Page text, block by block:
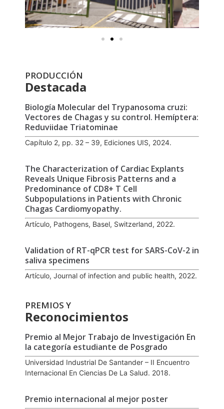
PRODUCCIÓN
Destacada
Biología Molecular del Trypanosoma cruzi:
Vectores de Chagas y su control. Hemíptera:
Reduviidae Triatominae
Capítulo 2, pp. 32 – 39, Ediciones UIS, 2024.
The Characterization of Cardiac Explants
Reveals Unique Fibrosis Patterns and a
Predominance of CD8+ T Cell
Subpopulations in Patients with Chronic
Chagas Cardiomyopathy.
Artículo, Pathogens, Basel, Switzerland, 2022.
Validation of RT-qPCR test for SARS-CoV-2 in
saliva specimens
Artículo, Journal of infection and public health, 2022.
PREMIOS Y
Reconocimientos
Premio al Mejor Trabajo de Investigación En
la categoría estudiante de Posgrado
Universidad Industrial De Santander – II Encuentro
Internacional En Ciencias De La Salud. 2018.
Premio internacional al mejor poster